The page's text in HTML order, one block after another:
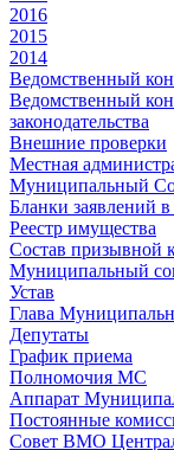
2016
2015
2014
Ведомственный
Ведомственный
законодательства
Внешние проверки
Местная
Муниципальный
Бланки
Реестр имущества
Состав
Муниципальный
Устав
Глава
Депутаты
График приема
Полномочия МС
Аппарат
Постоянные
Совет ВМО